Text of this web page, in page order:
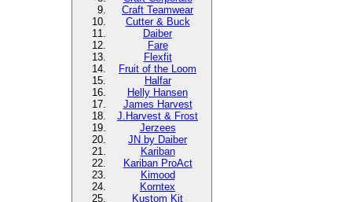
Craft Teamwear
Cutter & Buck
Daiber
Fare
Flexfit
Fruit of the Loom
Halfar
Helly Hansen
James Harvest
J.Harvest & Frost
Jerzees
JN by Daiber
Kariban
Kariban ProAct
Kimood
Korntex
Kustom Kit